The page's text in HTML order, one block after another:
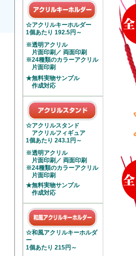
☆アクリルキーホルダー
1個あたり 192.5円～
※透明アクリル
片面印刷／ 両面印刷
※24種類のカラーアクリル
片面印刷
★無料実物サンプル
作成対応
☆アクリルスタンド
アクリルフィギュア
1個あたり 243.1円～
※透明アクリル
片面印刷／ 両面印刷
※24種類のカラーアクリル
片面印刷
★無料実物サンプル
作成対応
☆和風アクリルキーホルダ
ー
1個あたり 215円～